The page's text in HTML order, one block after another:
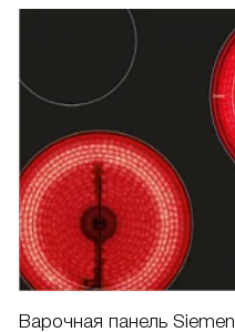
Варочная панель